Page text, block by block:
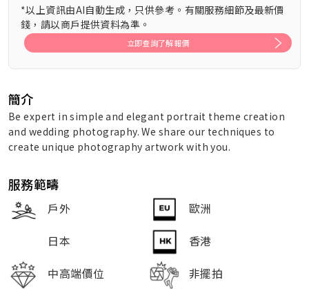
*以上資訊由AI自動生成，只供參考。有關服務細節及最新價
錢，請以商戶提供資料為準。
立即查詢了解報價
簡介
Be expert in simple and elegant portrait theme creation
and wedding photography. We share our techniques to
create unique photography artwork with you.
服務範疇
戶外
歐洲
日本
香港
中高端價位
非擺拍